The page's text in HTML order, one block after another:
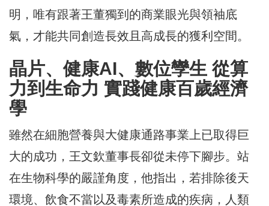
明，唯有跟著王董獨到的商業眼光與領袖底
氣，才能共同創造長效且高成長的獲利空間。
晶片、健康AI、數位孿生 從算
力到生命力 實踐健康百歲經濟
學
雖然在細胞營養與大健康通路事業上已取得巨
大的成功，王文欽董事長卻從未停下腳步。站
在生物科學的嚴謹角度，他指出，若排除後天
環境、飲食不當以及毒素所造成的疾病，人類